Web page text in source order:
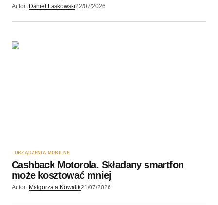
Autor: Daniel Laskowski22/07/2026
URZĄDZENIA MOBILNE
Cashback Motorola. Składany smartfon
może kosztować mniej
Autor: Malgorzata Kowalik21/07/2026